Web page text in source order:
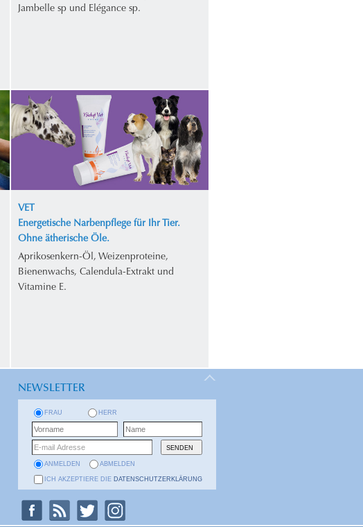
Jambelle sp und Elégance sp.
VET
Energetische Narbenpflege für Ihr Tier.
Ohne ätherische Öle.
Aprikosenkern-Öl, Weizenproteine,
Bienenwachs, Calendula-Extrakt und
Vitamine E.
NEWSLETTER
FRAU HERR
ANMELDEN ABMELDEN
ICH AKZEPTIERE DIE DATENSCHUTZERKLÄRUNG